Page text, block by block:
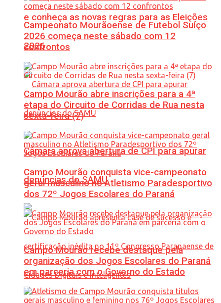
e conheça as novas regras para as Eleições
2026
Câmara aprova abertura de CPI para apurar
denúncias do SAMU
Campeonato Mourãoense de Futebol Suíço
2026 começa neste sábado com 12
confrontos
Campo Mourão abre inscrições para a 4ª
etapa do Circuito de Corridas de Rua nesta
sexta-feira (7)
Campo Mourão conquista vice-campeonato
geral masculino no Atletismo Paradesportivo
dos 72º Jogos Escolares do Paraná
Campo Mourão recebe destaque pela
organização dos Jogos Escolares do Paraná
em parceria com o Governo do Estado